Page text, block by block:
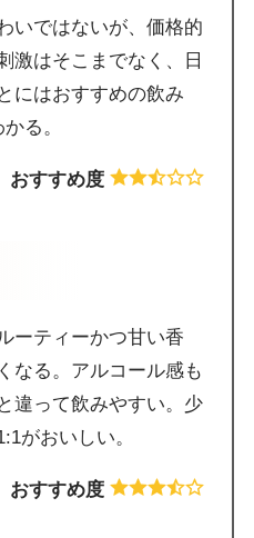
いではないが、価格的
激はそこまでなく、日
にはおすすめの飲み
る。
おすすめ度
ーティーかつ甘い香
なる。アルコール感も
違って飲みやすい。少
がおいしい。
おすすめ度